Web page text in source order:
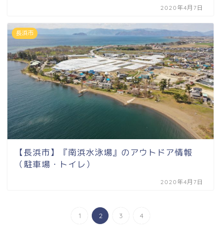
2020年4月7日
長浜市
【長浜市】『南浜水泳場』のアウトドア情報
（駐車場・トイレ）
2020年4月7日
1 2 3 4